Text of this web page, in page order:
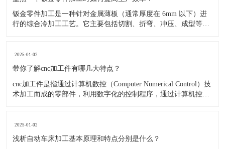
​钣金零件加工是一种针对金属薄板（通常厚度在 6mm 以下）进
行的综合冷加工工艺。它主要包括切割、折弯、冲压、成型等多
领域。​优化加工工艺规划工艺路线的合理设计：在钣金零件加工
前，需要对整
2025-01-02
带你了解cnc加工件有哪几大特点？
​cnc加工件是指通过计算机数控（Computer Numerical Control）技
术加工而成的零部件，利用数字化的控制程序，通过计算机控制
削、钻孔、铣削、镗削等操作，实现对零件的
2025-01-02
浅析自动车床加工基本原理和特点分别是什么？